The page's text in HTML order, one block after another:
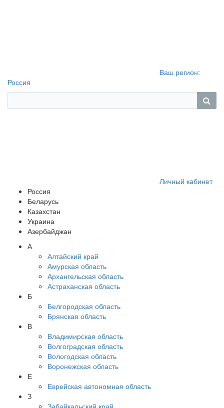
Ваш регион:
Россия
Личный кабинет
Россия
Беларусь
Казахстан
Украина
Азербайджан
А
Алтайский край
Амурская область
Архангельская область
Астраханская область
Б
Белгородская область
Брянская область
В
Владимирская область
Волгоградская область
Вологодская область
Воронежская область
Е
Еврейская автономная область
З
Забайкальский край